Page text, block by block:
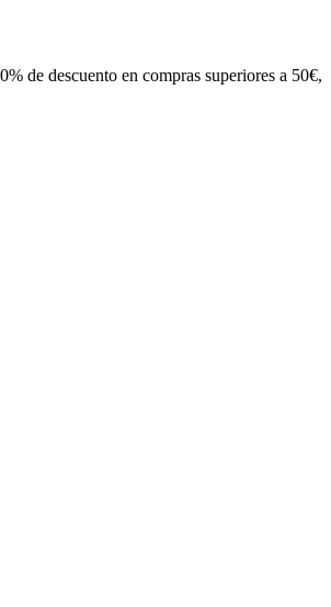
de descuento en compras superiores a 50€,